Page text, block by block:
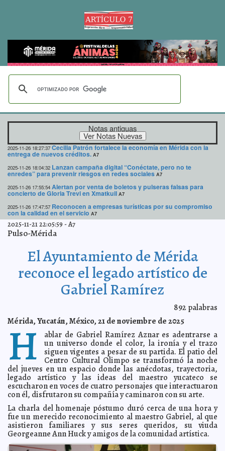
Notas antiguas
2025-11-26 18:27:37 Cecilia Patrón fortalece la economía en Mérida con la
entrega de nuevos créditos. A7
2025-11-26 18:04:32 Lanzan campaña digital “Conéctate, pero no te
enredes” para prevenir riesgos en redes sociales A7
2025-11-26 17:55:54 Alertan por venta de boletos y pulseras falsas para
concierto de Gloria Trevi en Xmatkuil A7
2025-11-26 17:47:57 Reconocen a empresas turísticas por su compromiso
con la calidad en el servicio A7
2025-11-26 17:40:15 Gobernador Joaquín Díaz Mena entrega el Premio
Estatal del Deporte y el Mérito Deportivo Yucateco
género Piden romper patrones históricos en Día Internacional de
Eliminación de la Violencia contra la Mujer A7
2025-11-26 00:40:55 Miles de jóvenes disfrutan del Día del Bachiller en la
Feria Xmatkuil A7
En Kanasín, se realiza caminata para conmemorar el
Día Internacional de la Eliminación de la Violencia en Contra de la
2025-11-26 00:31:39 Gobierno de Yucatán promueve movilidad libre de
violencia para mujeres, niñas y adolescentes A7
2025-11-26 00:25:19 Ayuntamiento de Mérida presenta propuesta de Ley de
Ingresos ante el Congreso del Estado de Yucatán. A7
2025-11-26 00:21:59 Mérida mantiene sin cambios cuotas por derecho de
uso de suelo.para comerciantes fijos, semifijos y ambulantes. A7
2025-11-25 14:06:02 Este es el gobierno de todas, en Mérida decidimos
juntas: Cecilia Patrón. A7
2025-11-25 14:01:49 Becas Juventudes Renacimiento llegan a estudiantes
de la UTM
2025-11-25 13:56:58 Inicia proceso de hermanamiento cultural entre Fuente
Vaqueros y Yucatán A7
2025-11-25 13:50:45 Concluye con éxito la primera generación del
diplomado en IA del Gobierno del Estado A7
2025-11-21 22:05:59 -A7
Pulso-Mérida
El Ayuntamiento de Mérida
reconoce el legado artístico de
Gabriel Ramírez
892 palabras
Mérida, Yucatán, México, 21 de noviembre de 2025
H ablar de Gabriel Ramírez Aznar es adentrarse a
un universo donde el color, la ironía y el trazo
siguen vigentes a pesar de su partida. El patio del
Centro Cultural Olimpo se transformó la noche
del jueves en un espacio donde las anécdotas, trayectoria,
legado artístico y las ideas del maestro yucateco se
escucharon en voces de cuatro personajes que interactuaron
con él, disfrutaron su compañía y caminaron con su arte.
La charla del homenaje póstumo duró cerca de una hora y
fue un merecido reconocimiento al maestro Gabriel, al que
asistieron familiares y sus seres queridos, su viuda
Georgeanne Ann Huck y amigos de la comunidad artística.